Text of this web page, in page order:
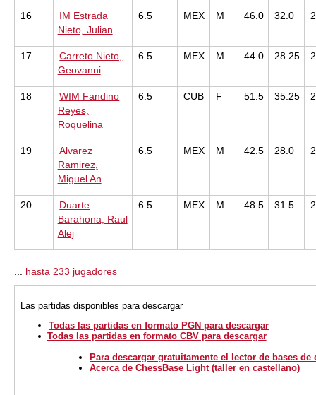
16
IM Estrada
Nieto, Julian
6.5 MEX M 46.0 32.0
17
Carreto Nieto,
Geovanni
6.5 MEX M 44.0 28.25
18
WIM Fandino
Reyes,
Roquelina
6.5 CUB F 51.5 35.25
19
Alvarez
Ramirez,
Miguel An
6.5 MEX M 42.5 28.0
20
Duarte
Barahona, Raul
Alej
6.5 MEX M 48.5 31.5
hasta 233 jugadores
Las partidas disponibles para descargar
Todas las partidas en formato PGN para descargar
Todas las partidas en formato CBV para descargar
Para descargar gratuitamente el lector de bases de
Acerca de ChessBase Light (taller en castellano)